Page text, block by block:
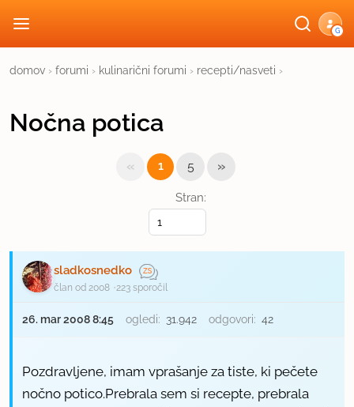
G
domov › forumi › kulinarični forumi › recepti/nasveti ›
Nočna potica
Stran:
« 1 5 »
sladkosnedko
član od 2008 223 sporočil
26. mar 2008 8:45 ogledi: 31.942 odgovori: 42
Pozdravljene, imam vprašanje za tiste, ki pečete
nočno potico.Prebrala sem si recepte, prebrala